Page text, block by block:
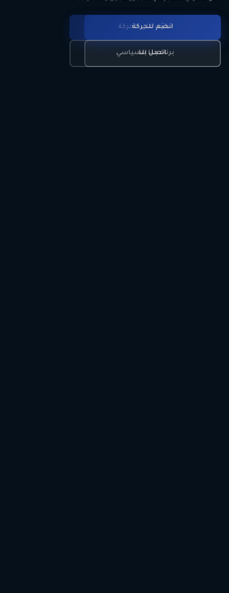
تعرّف على الحركة
برنامجنا السياسي
انضم للحركة
اتصل بنا